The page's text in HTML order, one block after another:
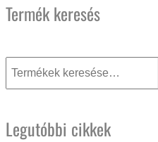
Termék keresés
következőre:
Legutóbbi cikkek